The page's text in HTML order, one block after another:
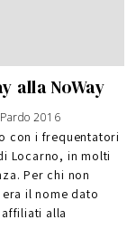
alla NoWay
2016
con i frequentatori
Locarno, in molti
Per chi non
il nome dato
alla